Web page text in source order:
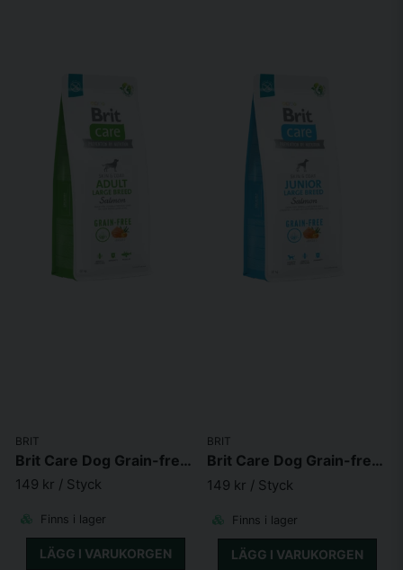
BRIT
Brit Care Dog Grain-free Adult Large Breed Salmon
149 kr / Styck
Finns i lager
LÄGG I VARUKORGEN
BRIT
Brit Care Dog Grain-free Junior Large Breed
149 kr / Styck
Finns i lager
LÄGG I VARUKORGEN